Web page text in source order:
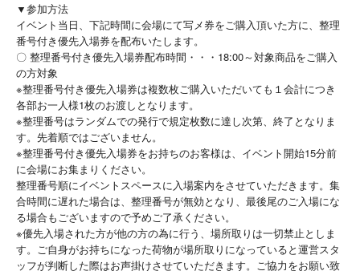
▼参加方法
イベント当日、下記時間に会場にて写メ券をご購入頂いた方に、整理
番号付き優先入場券を配布いたします。
〇 整理番号付き優先入場券配布時間・・・18:00～対象商品をご購入
の方対象
※整理番号付き優先入場券は複数枚ご購入いただいても１会計につき
各部お一人様1枚のお渡しとなります。
※整理番号はランダムでの発行で規定枚数に達し次第、終了となりま
す。先着順ではございません。
※整理番号付き優先入場券をお持ちのお客様は、イベント開始15分前
に会場にお集まりください。
整理番号順にイベントスペースに入場案内をさせていただきます。集
合時間に遅れた場合は、整理番号が無効となり、最後尾のご入場にな
る場合もございますので予めご了承ください。
※優先入場された方が他の方の為に行う、場所取りは一切禁止としま
す。ご自身がお持ちになった荷物が場所取りになっていると運営スタ
ッフが判断した際はお声掛けさせていただきます。ご協力をお願い致